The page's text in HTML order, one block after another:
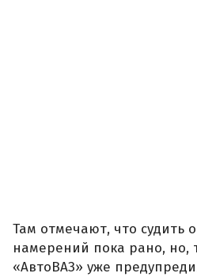
Там отмечают, что судить
намерений пока рано, но,
«АвтоВАЗ» уже